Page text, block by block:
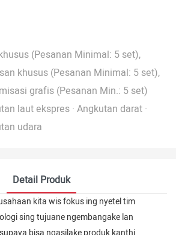
(Pesanan Minimal: 5 set),
khusus (Pesanan Minimal: 5 set),
grafis (Pesanan Min.: 5 set)
laut ekspres · Angkutan darat ·
udara
Detail Produk
kita wis fokus ing nyetel tim
sing tujuane ngembangake lan